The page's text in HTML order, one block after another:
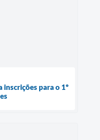
para o 1º